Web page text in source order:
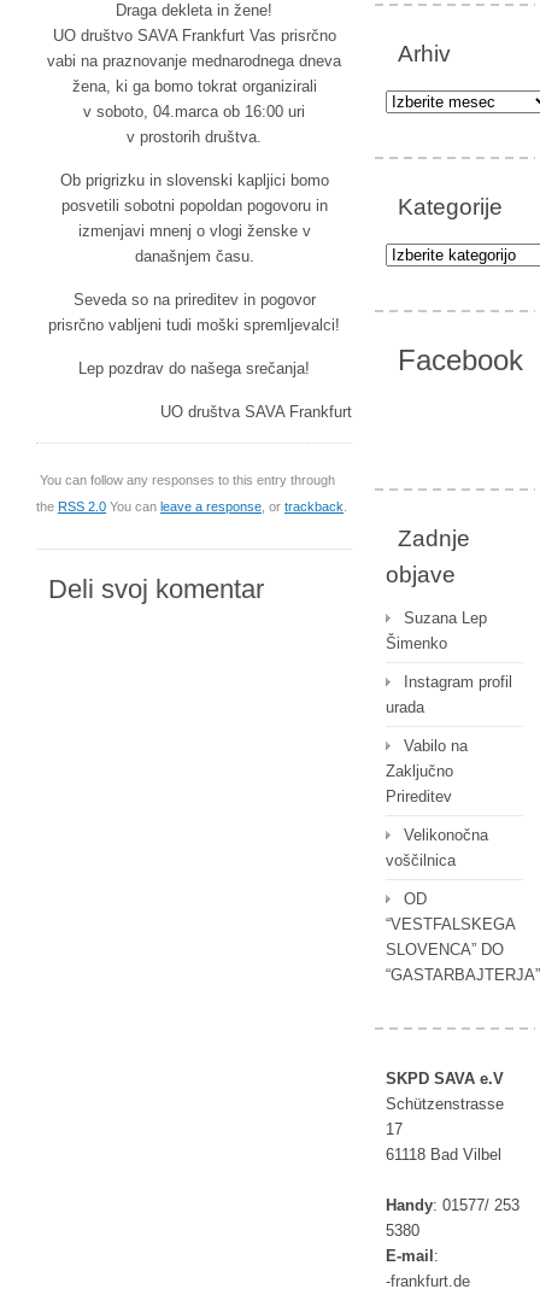
Draga dekleta in žene!
UO društvo SAVA Frankfurt Vas prisrčno
vabi na praznovanje mednarodnega dneva
žena, ki ga bomo tokrat organizirali
v soboto, 04.marca ob 16:00 uri
v prostorih društva.
Ob prigrizku in slovenski kapljici bomo
posvetili sobotni popoldan pogovoru in
izmenjavi mnenj o vlogi ženske v
današnjem času.
Seveda so na prireditev in pogovor
prisrčno vabljeni tudi moški spremljevalci!
Lep pozdrav do našega srečanja!
UO društva SAVA Frankfurt
You can follow any responses to this entry through
the RSS 2.0 You can leave a response , or trackback
Deli svoj komentar
Arhiv
Arhiv
Kategorije
Kategorije
Facebook
Zadnje
objave
Suzana Lep
Šimenko
Instagram profil
urada
Vabilo na
Zaključno
Prireditev
Velikonočna
voščilnica
OD
“VESTFALSKEGA
SLOVENCA” DO
“GASTARBAJTERJA”
SKPD SAVA e.V
Schützenstrasse
17
61118 Bad Vilbel
Handy: 01577/ 253
5380
E-mail :
ed.tr
ufkna
rf-